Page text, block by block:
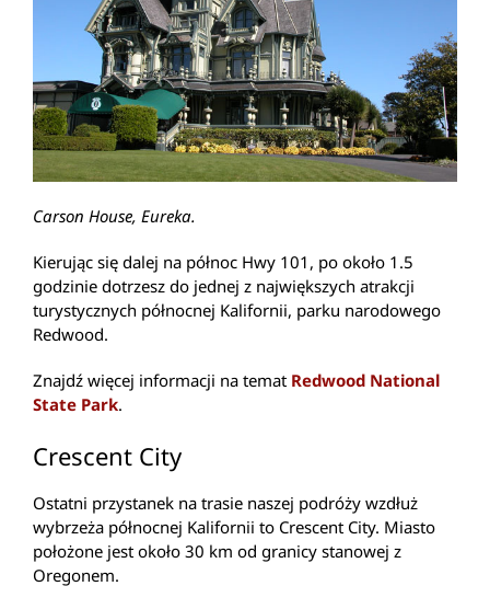
Carson House, Eureka.
Kierując się dalej na północ Hwy 101, po około 1.5
godzinie dotrzesz do jednej z największych atrakcji
turystycznych północnej Kalifornii, parku narodowego
Redwood.
Znajdź więcej informacji na temat Redwood National
State Park.
Crescent City
Ostatni przystanek na trasie naszej podróży wzdłuż
wybrzeża północnej Kalifornii to Crescent City. Miasto
położone jest około 30 km od granicy stanowej z
Oregonem.